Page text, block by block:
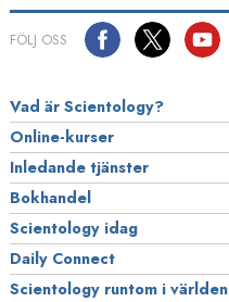
FÖLJ OSS
Vad är Scientology?
Online-kurser
Inledande tjänster
Bokhandel
Scientology idag
Daily Connect
Scientology runtom i världen